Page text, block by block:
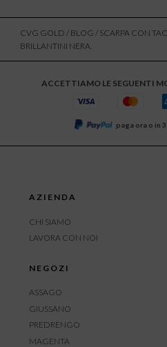
CVG GOLD / BLOG / SCARPA CON
BRILLANTINI NERA.
ACCETTIAMO LE SEGUENTI
paga ora o in
AZIENDA
CHI SIAMO
LAVORA CON NOI
NEGOZI
ASSAGO
GIUSSANO
PREDRENGO
MAGENTA